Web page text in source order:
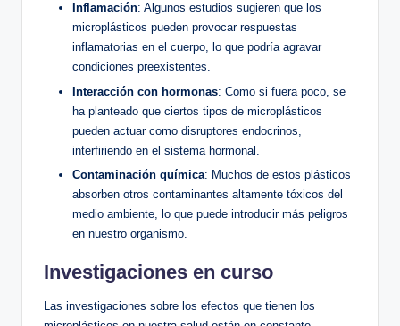
Inflamación: Algunos estudios sugieren que los
microplásticos pueden provocar respuestas
inflamatorias en el cuerpo, lo que podría agravar
condiciones preexistentes.
Interacción con hormonas: Como si fuera poco, se
ha planteado que ciertos tipos de microplásticos
pueden actuar como disruptores endocrinos,
interfiriendo en el sistema hormonal.
Contaminación química: Muchos de estos plásticos
absorben otros contaminantes altamente tóxicos del
medio ambiente, lo que puede introducir más peligros
en nuestro organismo.
Investigaciones en curso
Las investigaciones sobre los efectos que tienen los